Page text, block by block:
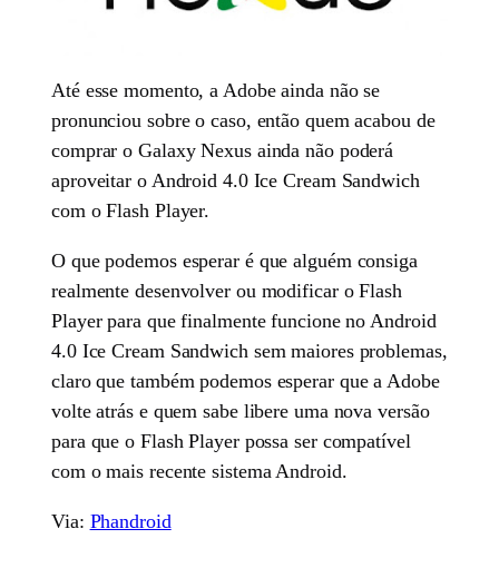
Até esse momento, a Adobe ainda não se
pronunciou sobre o caso, então quem acabou de
comprar o Galaxy Nexus ainda não poderá
aproveitar o Android 4.0 Ice Cream Sandwich
com o Flash Player.
O que podemos esperar é que alguém consiga
realmente desenvolver ou modificar o Flash
Player para que finalmente funcione no Android
4.0 Ice Cream Sandwich sem maiores problemas,
claro que também podemos esperar que a Adobe
volte atrás e quem sabe libere uma nova versão
para que o Flash Player possa ser compatível
com o mais recente sistema Android.
Via: Phandroid